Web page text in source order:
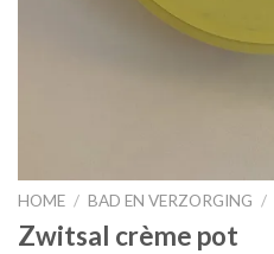
HOME / BAD EN VERZORGING /
Zwitsal crème pot